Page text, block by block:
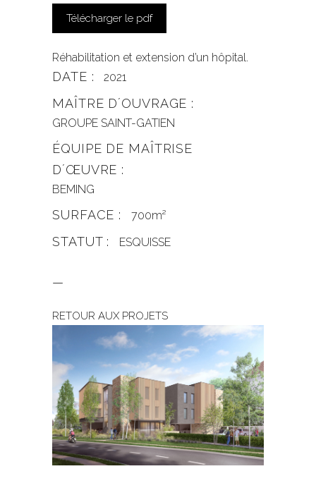
Télécharger le pdf
Réhabilitation et extension d’un hôpital.
DATE : 2021
MAÎTRE DʼOUVRAGE :
GROUPE SAINT-GATIEN
ÉQUIPE DE MAÎTRISE
DʼŒUVRE :
BEMING
SURFACE : 700m²
STATUT : ESQUISSE
—
RETOUR AUX PROJETS